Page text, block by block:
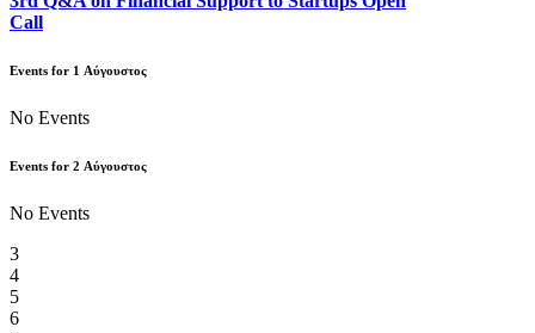
Call
Events for 1 Αύγουστος
No Events
Events for 2 Αύγουστος
No Events
3
4
5
6